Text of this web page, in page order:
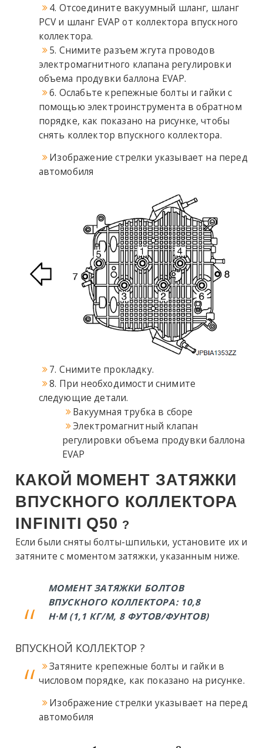
4. Отсоедините вакуумный шланг, шланг
PCV и шланг EVAP от коллектора впускного
коллектора.
5. Снимите разъем жгута проводов
электромагнитного клапана регулировки
объема продувки баллона EVAP.
6. Ослабьте крепежные болты и гайки с
помощью электроинструмента в обратном
порядке, как показано на рисунке, чтобы
снять коллектор впускного коллектора.
Изображение стрелки указывает на перед
автомобиля
7. Снимите прокладку.
8. При необходимости снимите
следующие детали.
Вакуумная трубка в сборе
Электромагнитный клапан
регулировки объема продувки баллона
EVAP
КАКОЙ МОМЕНТ ЗАТЯЖКИ
ВПУСКНОГО КОЛЛЕКТОРА
INFINITI Q50 ?
Если были сняты болты-шпильки, установите их и
затяните с моментом затяжки, указанным ниже.
МОМЕНТ ЗАТЯЖКИ БОЛТОВ
ВПУСКНОГО КОЛЛЕКТОРА: 10,8
Н·М (1,1 КГ/М, 8 ФУТОВ/ФУНТОВ)
ВПУСКНОЙ КОЛЛЕКТОР ?
Затяните крепежные болты и гайки в
числовом порядке, как показано на рисунке.
Изображение стрелки указывает на перед
автомобиля